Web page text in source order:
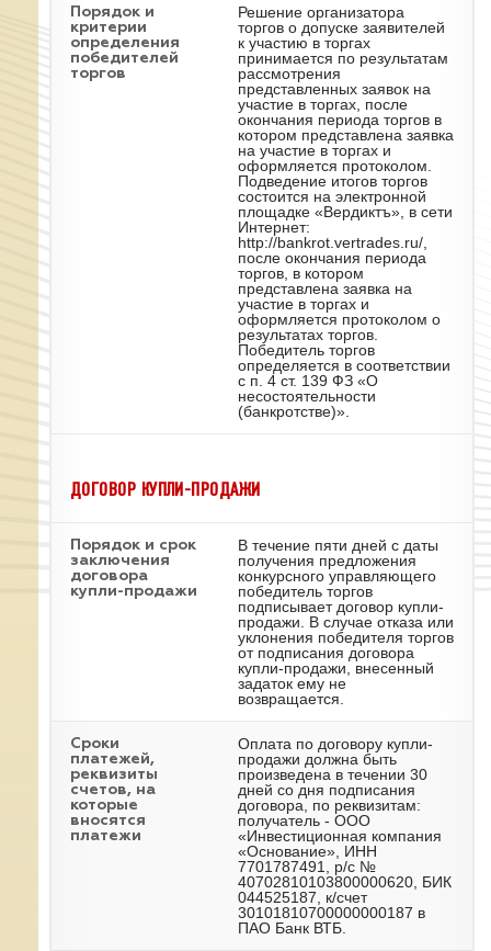
Порядок и
критерии
определения
победителей
торгов
Решение организатора
торгов о допуске заявителей
к участию в торгах
принимается по результатам
рассмотрения
представленных заявок на
участие в торгах, после
окончания периода торгов в
котором представлена заявка
на участие в торгах и
оформляется протоколом.
Подведение итогов торгов
состоится на электронной
площадке «Вердиктъ», в сети
Интернет:
http://bankrot.vertrades.ru/,
после окончания периода
торгов, в котором
представлена заявка на
участие в торгах и
оформляется протоколом о
результатах торгов.
Победитель торгов
определяется в соответствии
с п. 4 ст. 139 ФЗ «О
несостоятельности
(банкротстве)».
ДОГОВОР КУПЛИ-ПРОДАЖИ
Порядок и срок
заключения
договора
купли-продажи
В течение пяти дней с даты
получения предложения
конкурсного управляющего
победитель торгов
подписывает договор купли-
продажи. В случае отказа или
уклонения победителя торгов
от подписания договора
купли-продажи, внесенный
задаток ему не
возвращается.
Сроки
платежей,
реквизиты
счетов, на
которые
вносятся
платежи
Оплата по договору купли-
продажи должна быть
произведена в течении 30
дней со дня подписания
договора, по реквизитам:
получатель - ООО
«Инвестиционная компания
«Основание», ИНН
7701787491, р/с №
40702810103800000620, БИК
044525187, к/счет
30101810700000000187 в
ПАО Банк ВТБ.